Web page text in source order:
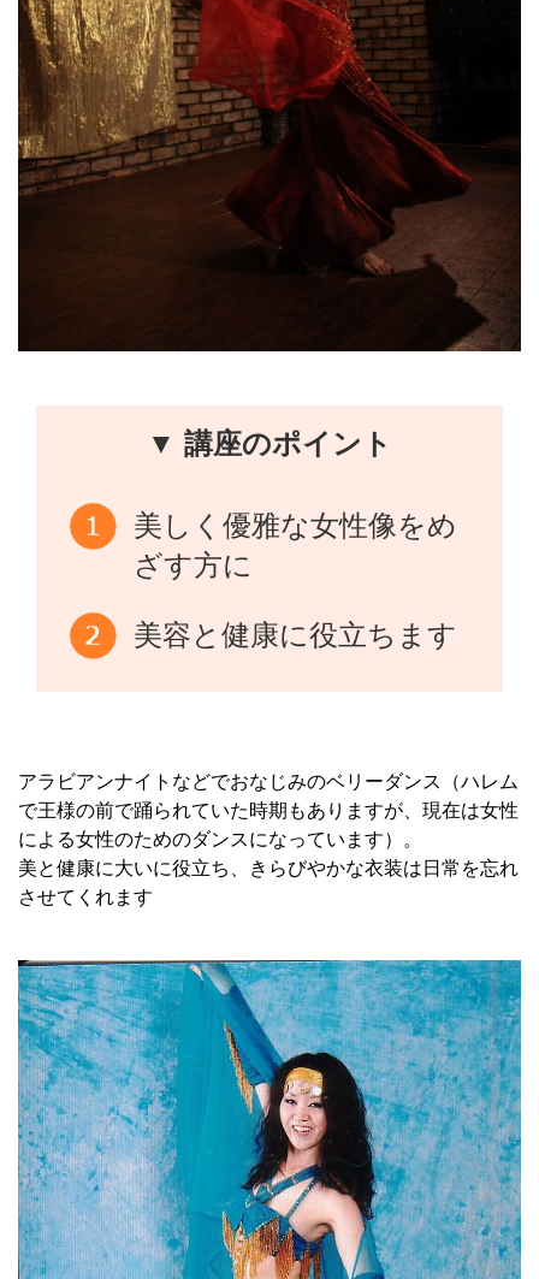
▼ 講座のポイント
美しく優雅な女性像をめ
ざす方に
美容と健康に役立ちます
アラビアンナイトなどでおなじみのベリーダンス（ハレム
で王様の前で踊られていた時期もありますが、現在は女性
による女性のためのダンスになっています）。
美と健康に大いに役立ち、きらびやかな衣装は日常を忘れ
させてくれます